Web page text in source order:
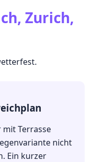
Zurich,
mit Terrasse
nicht
Ein kurzer